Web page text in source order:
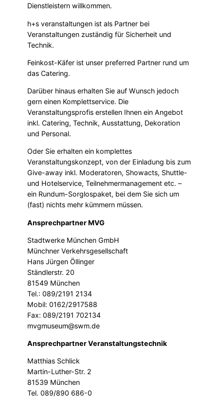
Dienstleistern willkommen.
h+s veranstaltungen ist als Partner bei
Veranstaltungen zuständig für Sicherheit und
Technik.
Feinkost-Käfer ist unser preferred Partner rund um
das Catering.
Darüber hinaus erhalten Sie auf Wunsch jedoch
gern einen Komplettservice. Die
Veranstaltungsprofis erstellen Ihnen ein Angebot
inkl. Catering, Technik, Ausstattung, Dekoration
und Personal.
Oder Sie erhalten ein komplettes
Veranstaltungskonzept, von der Einladung bis zum
Give-away inkl. Moderatoren, Showacts, Shuttle-
und Hotelservice, Teilnehmermanagement etc. –
ein Rundum-Sorglospaket, bei dem Sie sich um
(fast) nichts mehr kümmern müssen.
Ansprechpartner MVG
Stadtwerke München GmbH
Münchner Verkehrsgesellschaft
Hans Jürgen Öllinger
Ständlerstr. 20
81549 München
Tel.: 089/2191 2134
Mobil: 0162/2917588
Fax: 089/2191 702134
mvgmuseum@swm.de
Ansprechpartner Veranstaltungstechnik
Matthias Schlick
Martin-Luther-Str. 2
81539 München
Tel. 089/890 686-0